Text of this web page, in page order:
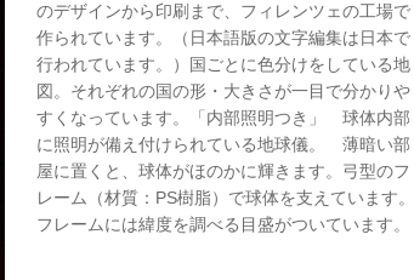
のデザインから印刷まで、フィレンツェの工場で
作られています。（日本語版の文字編集は日本で
行われています。）国ごとに色分けをしている地
図。それぞれの国の形・大きさが一目で分かりや
すくなっています。「内部照明つき」 球体内部
に照明が備え付けられている地球儀。 薄暗い部
屋に置くと、球体がほのかに輝きます。弓型のフ
レーム（材質：PS樹脂）で球体を支えています。
フレームには緯度を調べる目盛がついています。